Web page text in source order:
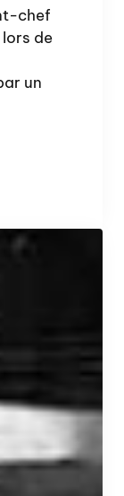
chef
lors de
un